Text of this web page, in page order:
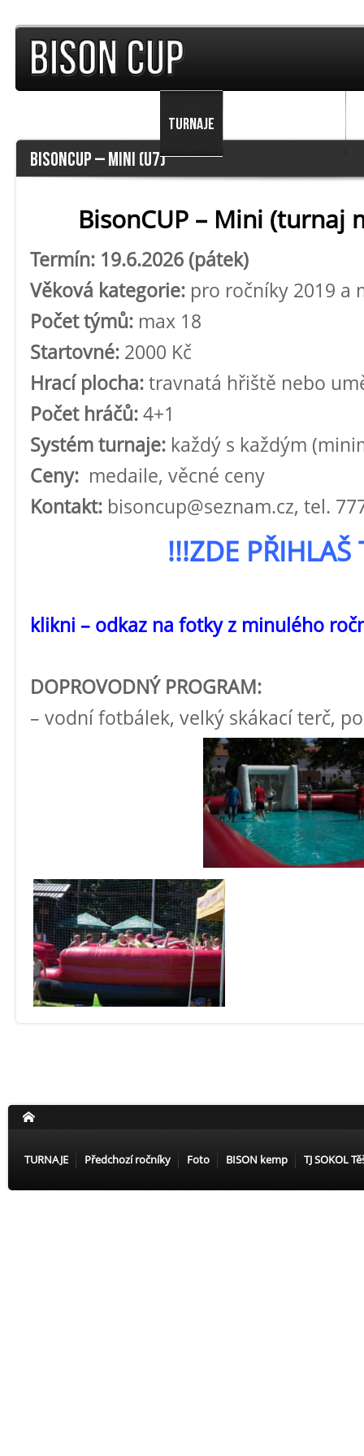
TURNAJE
BISONCUP – MINI (U7)
BisonCUP – Mini (turnaj
Termín: 19.6.2026 (pátek)
Věková kategorie: pro ročníky 2019 a
Počet týmů: max 18
Startovné: 2000 Kč
Hrací plocha:travnatá hřiště nebo
Počet hráčů:4+1
Systém turnaje: každý s každým
Ceny: medaile, věcné ceny
Kontakt: bisoncup@seznam.cz, tel.
!!!ZDE PŘIHLAŠ
klikni – odkaz na fotky z minulého
DOPROVODNÝ PROGRAM:
– vodní fotbálek, velký skákací terč,
TURNAJE Předchozí ročníky Foto BISON kemp TJ SOKOL